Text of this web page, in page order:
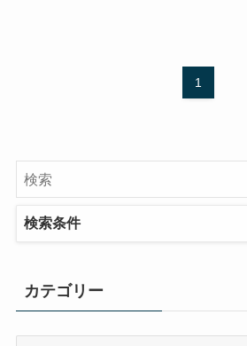
1
検索条件
カテゴリー